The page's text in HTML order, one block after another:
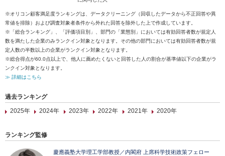
※オリコン顧客満足度ランキングは、データクリーニング（回収したデータから不正回答や異
常値を排除）および調査対象者条件から外れた回答を除外した上で作成しています。
※「総合ランキング」、「評価項目別」、部門の「業態別」においては有効回答者数が規定人
数を満たした企業のみランクイン対象となります。その他の部門においては有効回答者数が規
定人数の半数以上の企業がランクイン対象となります。
※総合得点が60.0点以上で、他人に薦めたくないと回答した人の割合が基準値以下の企業がラ
ンクイン対象となります。
≫ 詳細はこちら
過去ランキング
2025年
2024年 2023年 2022年 2021年 2020年
ランキング監修
慶應義塾大学理工学部教授／内閣府 上席科学技術政策フェロー